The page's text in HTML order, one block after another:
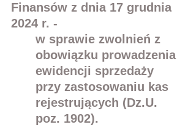
Finansów z dnia 17 grudnia
2024 r. -
w sprawie zwolnień z
obowiązku prowadzenia
ewidencji sprzedaży
przy zastosowaniu kas
rejestrujących (Dz.U.
poz. 1902).